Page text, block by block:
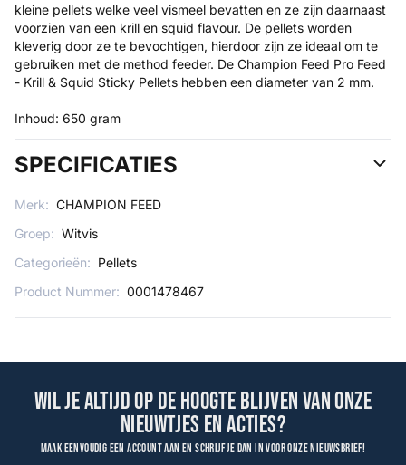
kleine pellets welke veel vismeel bevatten en ze zijn daarnaast
voorzien van een krill en squid flavour. De pellets worden
kleverig door ze te bevochtigen, hierdoor zijn ze ideaal om te
gebruiken met de method feeder. De Champion Feed Pro Feed
- Krill & Squid Sticky Pellets hebben een diameter van 2 mm.
Inhoud: 650 gram
SPECIFICATIES
Merk: CHAMPION FEED
Groep: Witvis
Categorieën: Pellets
Product Nummer: 0001478467
Wil je altijd op de hoogte blijven van onze
nieuwtjes en acties?
Maak eenvoudig een account aan en schrijf je dan in voor onze nieuwsbrief!